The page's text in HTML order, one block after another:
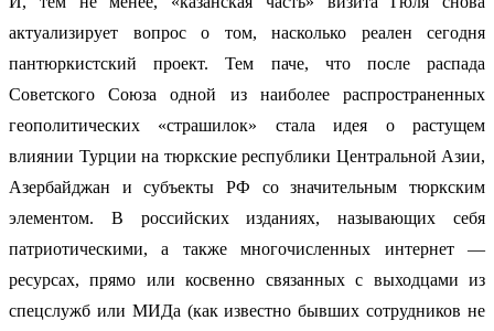
актуализирует вопрос о том, насколько реален сегодня
пантюркистский проект. Тем паче, что после распада
Советского Союза одной из наиболее распространенных
геополитических «страшилок» стала идея о растущем
влиянии Турции на тюркские республики Центральной Азии,
Азербайджан и субъекты РФ со значительным тюркским
элементом. В российских изданиях, называющих себя
патриотическими, а также многочисленных интернет —
ресурсах, прямо или косвенно связанных с выходцами из
спецслужб или МИДа (как известно бывших сотрудников не